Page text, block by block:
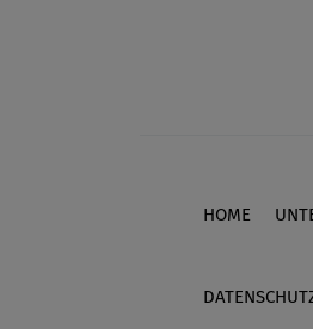
Footer
HOME